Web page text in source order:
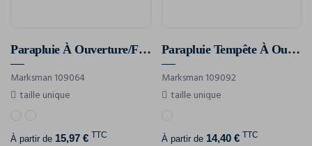
Parapluie À Ouverture/Fermeture Automatique 21,5" Trav
Marksman 109064
taille unique
À partir de 15,97 € TTC
Parapluie Tempête À Ouverture Automatique 23" Noon
Marksman 109092
taille unique
À partir de 14,40 € TTC